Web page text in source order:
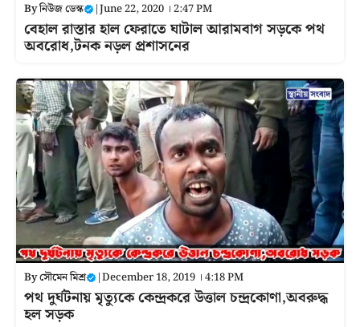
Byনিউজ ডেস্ক |June 22, 2020 । 2:47 PM
বেহাল রাস্তার হাল ফেরাতে ঘাটাল আরামবাগ সড়কে পথ
অবরোধ,টনক নড়ল প্রশাসনের
Byসৌমেন মিশ্র |December 18, 2019 । 4:18 PM
পথ দুর্ঘটনায় মৃত্যুকে কেন্দ্রকরে উত্তাল চন্দ্রকোণা,অবরুদ্ধ
হল সড়ক